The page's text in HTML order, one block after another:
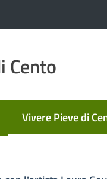
Cento
Vivere Pieve di
Menu selezionato